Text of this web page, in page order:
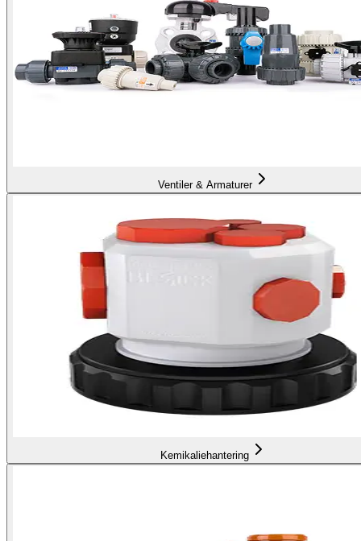
Ventiler & Armaturer
Kemikaliehantering